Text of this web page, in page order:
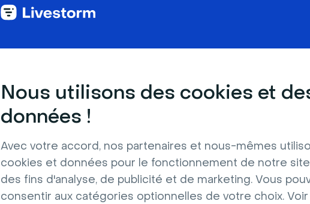
Nous utilisons des cookies et
données !
Avec votre accord, nos partenaires et nous-mêmes
cookies et données pour le fonctionnement de notre site
des fins d'analyse, de publicité et de marketing. Vous
consentir aux catégories optionnelles de votre choix.
Nom
Vous pouvez également personnaliser cette
Livestorm supplémentaires, tels que des
données d'engagement (par exemple, le
les messages envoyés ou le taux de
seule fois et s'applique à tous vos événements
Si un attribut de contact est déjà renseigné